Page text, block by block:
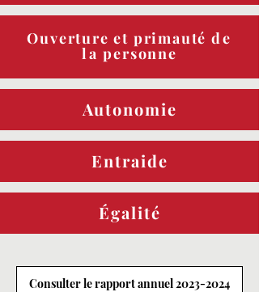
Ouverture et primautéde
la personne
Autonomie
Entraide
Égalité
Consulter le rapport annuel 2023-2024